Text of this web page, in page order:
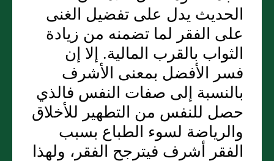
الحديث يدل على تفضيل الغنى
على الفقر لما تضمنه من زيادة
الثواب بالقرب المالية. إلا إن
فسر الأفضل بمعنى الأشرف
بالنسبة إلى صفات النفس فالذي
حصل للنفس من التطهير للأخلاق
والرياضة لسوء الطباع بسبب
الفقر أشرف فيترجح الفقر، ولهذا